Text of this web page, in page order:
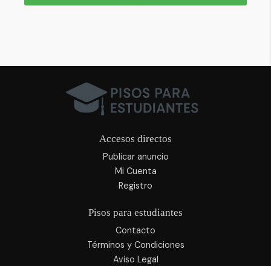
Accesos directos
Publicar anuncio
Mi Cuenta
Registro
Pisos para estudiantes
Contacto
Términos y Condiciones
Aviso Legal